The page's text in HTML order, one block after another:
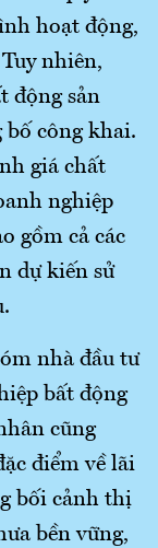
hoạt động,
nhiên,
động sản
bố công khai.
giá chất
nghiệp
gồm cả các
dự kiến sử
nhà đầu tư
bất động
cũng
điểm về lãi
bối cảnh thị
bền vững,